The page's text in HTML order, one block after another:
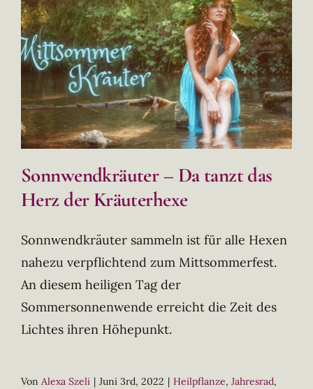
Sonnwendkräuter – Da tanzt das
Herz der Kräuterhexe
Sonnwendkräuter sammeln ist für alle Hexen
nahezu verpflichtend zum Mittsommerfest.
An diesem heiligen Tag der
Sommersonnenwende erreicht die Zeit des
Lichtes ihren Höhepunkt.
Von Alexa Szeli | Juni 3rd, 2022 | Heilpflanze, Jahresrad,